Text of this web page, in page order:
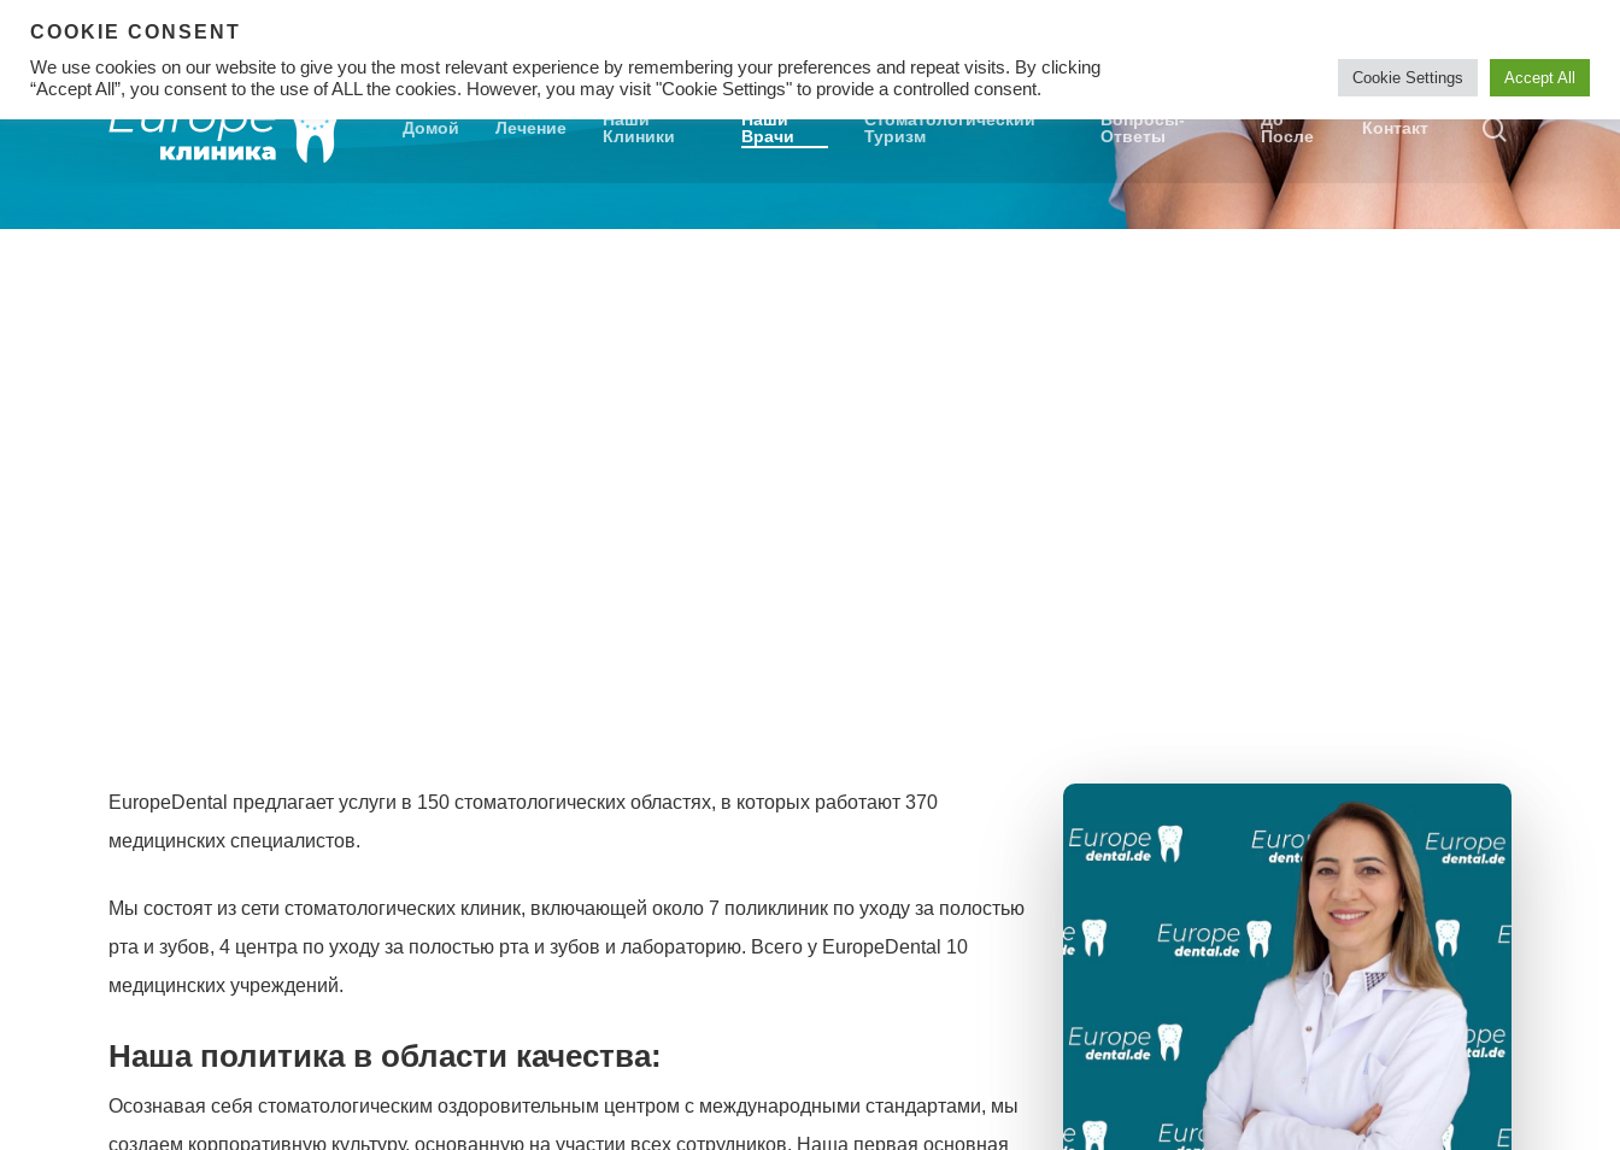
Домой Лечение
Наши
Клиники
Наши
Врачи
Стоматологический
Туризм
Вопросы-
Ответы
До
После
Контакт
EuropeDental предлагает услуги в 150 стоматологических областях, в которых работают 370
медицинских специалистов.
Мы состоят из сети стоматологических клиник, включающей около 7 поликлиник по уходу за полостью
рта и зубов, 4 центра по уходу за полостью рта и зубов и лабораторию. Всего у EuropeDental 10
медицинских учреждений.
Наша политика в области качества:
Осознавая себя стоматологическим оздоровительным центром с международными стандартами, мы
создаем корпоративную культуру, основанную на участии всех сотрудников. Наша первая основная
COOKIE CONSENT
We use cookies on our website to give you the most relevant experience by remembering your preferences and repeat visits. By clicking
“Accept All”, you consent to the use of ALL the cookies. However, you may visit "Cookie Settings" to provide a controlled consent.
Cookie Settings Accept All